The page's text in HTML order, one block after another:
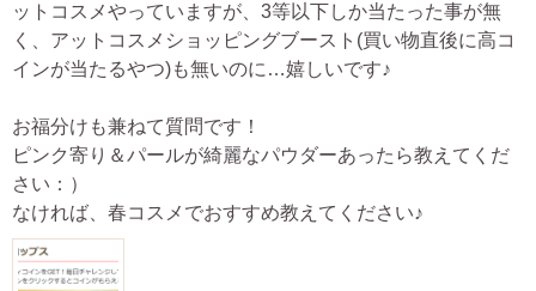
ットコスメやっていますが、3等以下しか当たった事が無
く、アットコスメショッピングブースト(買い物直後に高コ
インが当たるやつ)も無いのに…嬉しいです♪
お福分けも兼ねて質問です！
ピンク寄り＆パールが綺麗なパウダーあったら教えてくだ
さい：）
なければ、春コスメでおすすめ教えてください♪